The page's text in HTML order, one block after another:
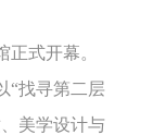
正式开幕。
“找寻第二层
美学设计与